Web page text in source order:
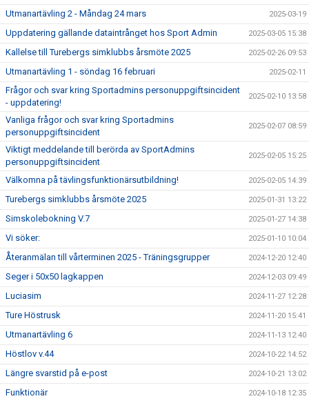
Utmanartävling 2 - Måndag 24 mars 2025-03-19
Uppdatering gällande dataintrånget hos Sport Admin 2025-03-05 15:38
Kallelse till Turebergs simklubbs årsmöte 2025 2025-02-26 09:53
Utmanartävling 1 - söndag 16 februari 2025-02-11
Frågor och svar kring Sportadmins personuppgiftsincident
- uppdatering!
2025-02-10 13:58
Vanliga frågor och svar kring Sportadmins
personuppgiftsincident
2025-02-07 08:59
Viktigt meddelande till berörda av SportAdmins
personuppgiftsincident
2025-02-05 15:25
Välkomna på tävlingsfunktionärsutbildning! 2025-02-05 14:39
Turebergs simklubbs årsmöte 2025 2025-01-31 13:22
Simskolebokning V.7 2025-01-27 14:38
Vi söker: 2025-01-10 10:04
Återanmälan till vårterminen 2025 - Träningsgrupper 2024-12-20 12:40
Seger i 50x50 lagkappen 2024-12-03 09:49
Luciasim 2024-11-27 12:28
Ture Höstrusk 2024-11-20 15:41
Utmanartävling 6 2024-11-13 12:40
Höstlov v.44 2024-10-22 14:52
Längre svarstid på e-post 2024-10-21 13:02
Funktionär 2024-10-18 12:35